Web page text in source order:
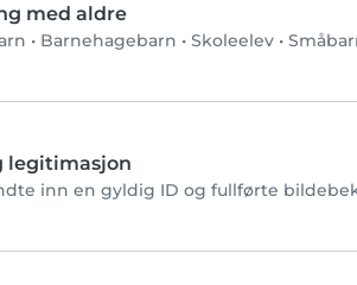
med aldre
• Barnehagebarn • Skoleelev •
legitimasjon
inn en gyldig ID og fullførte